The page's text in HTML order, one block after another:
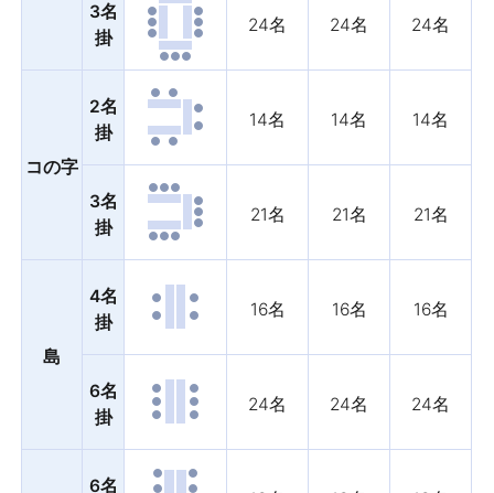
3名
掛
24名 24名 24名
コの字
2名
掛
14名 14名 14名
3名
掛
21名 21名 21名
島
4名
掛
16名 16名 16名
6名
掛
24名 24名 24名
6名